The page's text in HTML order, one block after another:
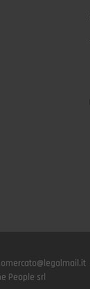
People srl